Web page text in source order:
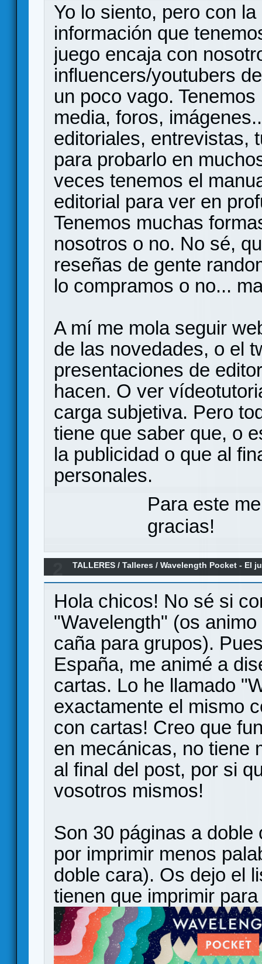
Yo lo siento, pero con
información que
juego encaja con
influencers/youtubers
un poco vago.
media, foros,
editoriales, entrevistas,
para probarlo en
veces tenemos el
editorial para ver en
Tenemos muchas
nosotros o no. No sé,
reseñas de gente
lo compramos o no...
A mí me mola seguir
de las novedades, o el
presentaciones de
hacen. O ver
carga subjetiva. Pero
tiene que saber que, o
la publicidad o que al
personales.
Para este
gracias!
TALLERES /Talleres /Wavelength Pocket - El
Hola chicos! No sé si
"Wavelength" (os
caña para grupos).
España, me animé a
cartas. Lo he llamado
exactamente el mismo
con cartas! Creo que
en mecánicas, no tiene
al final del post, por si
vosotros mismos!
Son 30 páginas a
por imprimir menos
doble cara). Os dejo el
tienen que imprimir